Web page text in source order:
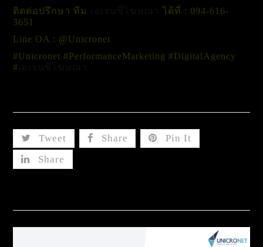
ติดต่อปรึกษา ทีม
ได้ที่ : 094-616-
3651
Line OA : @Unicronet
#Unicronet #PerformanceMarketing #DigitalAgency
#
Tweet Share
Pin It
Share